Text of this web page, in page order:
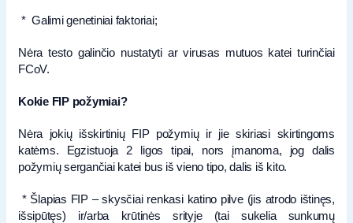
* Galimi genetiniai faktoriai;
Nėra testo galinčio nustatyti ar virusas mutuos katei turinčiai
FCoV.
Kokie FIP požymiai?
Nėra jokių išskirtinių FIP požymių ir jie skiriasi skirtingoms
katėms. Egzistuoja 2 ligos tipai, nors įmanoma, jog dalis
požymių sergančiai katei bus iš vieno tipo, dalis iš kito.
* Šlapias FIP – skysčiai renkasi katino pilve (jis atrodo ištinęs,
išsipūtęs) ir/arba krūtinės srityje (tai sukelia sunkumų